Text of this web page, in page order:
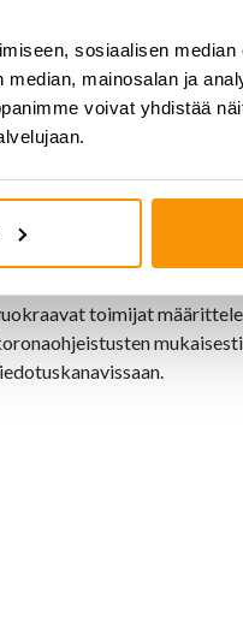
sosiaalisen
mainosalan ja
voivat yhdistää
Kuntosaliin tulevaa
tällä hetkellä tosiallinen
ajoilla
neliömäärään
turvallisten
toistaiseksi rajoita
Tiloissamme on
hierojia ja fysioterapeutteja,
toimijat